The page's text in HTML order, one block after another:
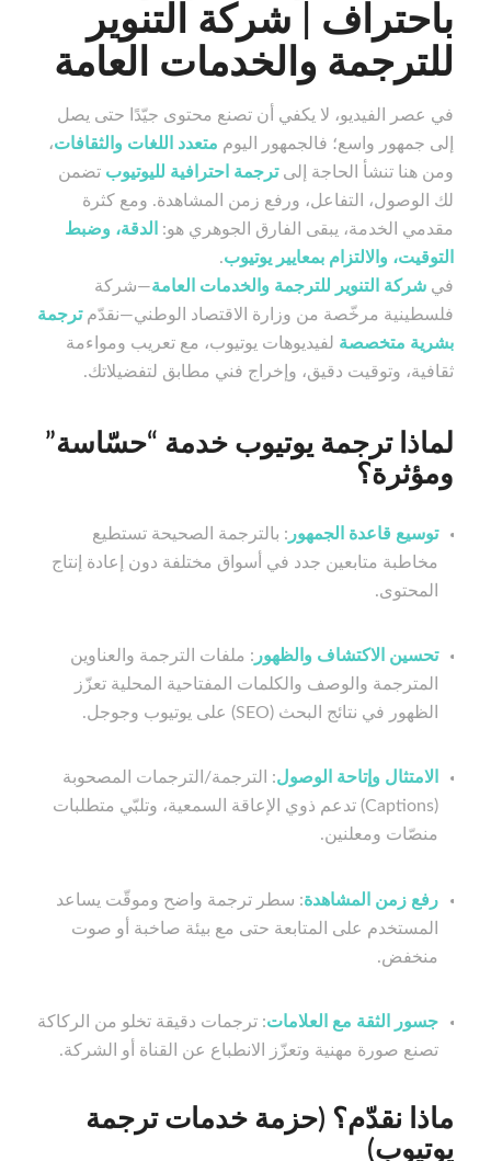
باحتراف | شركة التنوير
للترجمة والخدمات العامة
في عصر الفيديو، لا يكفي أن تصنع محتوى جيّدًا حتى يصل
إلى جمهور واسع؛ فالجمهور اليوم متعدد اللغات والثقافات،
ومن هنا تنشأ الحاجة إلىترجمة احترافية لليوتيوب تضمن
لك الوصول، التفاعل، ورفع زمن المشاهدة. ومع كثرة
مقدمي الخدمة، يبقى الفارق الجوهري هو:
الدقة، وضبط
التوقيت، والالتزام بمعايير يوتيوب.
في شركة التنوير للترجمة والخدمات العامة—شركة
فلسطينية مرخّصة من وزارة الاقتصاد الوطني—نقدّمترجمة
بشرية متخصصة لفيديوهات يوتيوب، مع تعريب ومواءمة
ثقافية، وتوقيت دقيق، وإخراج فني مطابق لتفضيلاتك.
لماذا ترجمة يوتيوب خدمة “حسّاسة”
ومؤثرة؟
توسيع قاعدة الجمهور : بالترجمة الصحيحة تستطيع
مخاطبة متابعين جدد في أسواق مختلفة دون إعادة إنتاج
المحتوى.
تحسين الاكتشاف والظهور : ملفات الترجمة والعناوين
المترجمة والوصف والكلمات المفتاحية المحلية تعزّز
الظهور في نتائج البحث (SEO) على يوتيوب وجوجل.
الامتثال وإتاحة الوصول: الترجمة/الترجمات المصحوبة
(Captions) تدعم ذوي الإعاقة السمعية، وتلبّي متطلبات
منصّات ومعلنين.
رفع زمن المشاهدة: سطر ترجمة واضح وموقّت يساعد
المستخدم على المتابعة حتى مع بيئة صاخبة أو صوت
منخفض.
جسور الثقة مع العلامات: ترجمات دقيقة تخلو من الركاكة
تصنع صورة مهنية وتعزّز الانطباع عن القناة أو الشركة.
ماذا نقدّم؟ (حزمة خدمات ترجمة
يوتيوب)